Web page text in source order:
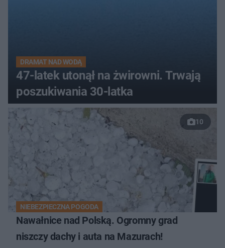
DRAMAT NAD WODĄ
47-latek utonął na żwirowni. Trwają
poszukiwania 30-latka
10
NIEBEZPIECZNA POGODA
Nawałnice nad Polską. Ogromny grad
niszczy dachy i auta na Mazurach!